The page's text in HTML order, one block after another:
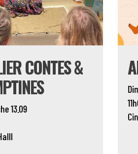
CONTES &
13.09